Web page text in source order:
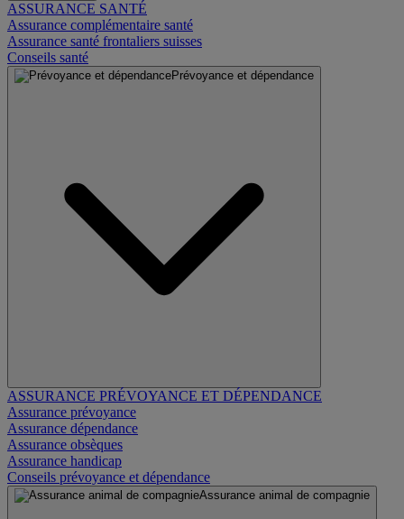
ASSURANCE SANTÉ
Assurance complémentaire santé
Assurance santé frontaliers suisses
Conseils santé
Prévoyance et dépendance
ASSURANCE PRÉVOYANCE ET DÉPENDANCE
Assurance prévoyance
Assurance dépendance
Assurance obsèques
Assurance handicap
Conseils prévoyance et dépendance
Assurance animal de compagnie